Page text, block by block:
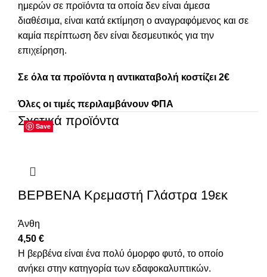
ημερών σε προϊόντα τα οποία δεν είναι άμεσα
διαθέσιμα, είναι κατά εκτίμηση ο αναγραφόμενος και σε
καμία περίπτωση δεν είναι δεσμευτικός για την
επιχείρηση.
Σε όλα τα προϊόντα η αντικαταβολή κοστίζει 2€
Όλες οι τιμές περιλαμβάνουν ΦΠΑ
Σχετικά προϊόντα
Save
ΒΕΡΒΕΝΑ Κρεμαστή Γλάστρα 19εκ
Άνθη
4,50 €
Η βερβένα είναι ένα πολύ όμορφο φυτό, το οποίο
ανήκει στην κατηγορία των εδαφοκαλυπτικών.
Save
Save
Save
Save
Save
Save
Save